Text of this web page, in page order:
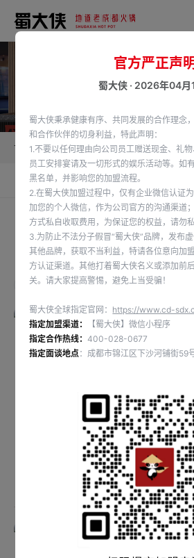
首页 加盟蜀大侠 供应链产品
食材供应链
供应链产品
Supply Chain
全部 丸滑类 调理肉类
爆爆滑
官方严正声明
蜀大侠 · 2026年04月
蜀大侠秉承健康有序、共同发展的合作理念
和合作伙伴的切身利益，特此声明：
1.不要以任何理由向公司员工赠送现金、礼
员工安排宴请及一切形式的娱乐活动等。如
黑名单，并影响您的加盟流程。
2.在蜀大侠加盟过程中，仅有企业微信认证
加您的个人微信，作为公司官方的沟通渠道
方式私自收取费用，为保证您的权益，请勿
3.为防止不法分子假冒“蜀大侠”品牌，发布
其他品牌，获取不当利益，特请各位意向加
方认证渠道。其他打着蜀大侠名义或添加前
关。请大家提高警惕，避免上当受骗！
蜀大侠全球指定官网： https://www.cd-
指定加盟渠道：
【蜀大侠】微信小程序
指定合作热线：400-028-0677
指定面谈地点 ：成都市锦江区下沙河铺街59